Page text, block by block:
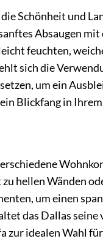
Schönheit und
Absaugen
feuchten,
sich die
um ein
Blickfang in
hellen Wänden
um einen
das Dallas
zur idealen Wahl